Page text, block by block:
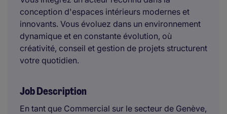
conception d'espaces intérieurs modernes et
innovants. Vous évoluez dans un environnement
dynamique et en constante évolution, où
créativité, conseil et gestion de projets structurent
votre quotidien.
Job Description
En tant que Commercial sur le secteur de Genève,